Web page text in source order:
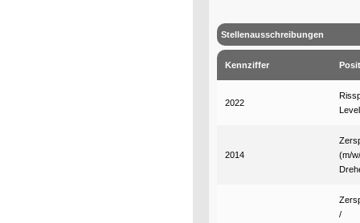
Stellenausschreibungen
Kennziffer
2022
2014
(m/
/